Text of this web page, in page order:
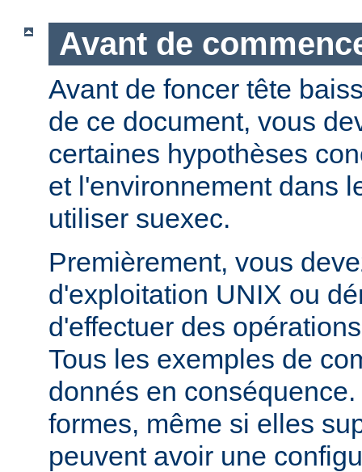
Avant de
Avant de foncer tête
de ce document, vous
certaines hypothèses
et l'environnement dans
utiliser suexec.
Premièrement, vous
d'exploitation UNIX ou
d'effectuer des
Tous les exemples de
donnés en
formes, même si elles
peuvent avoir une